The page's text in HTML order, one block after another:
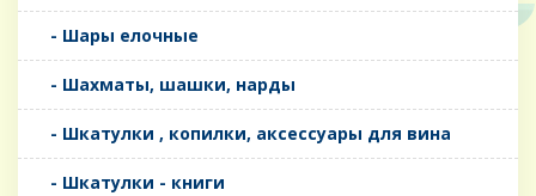
- Шары елочные
- Шахматы, шашки, нарды
- Шкатулки , копилки, аксессуары для вина
- Шкатулки - книги